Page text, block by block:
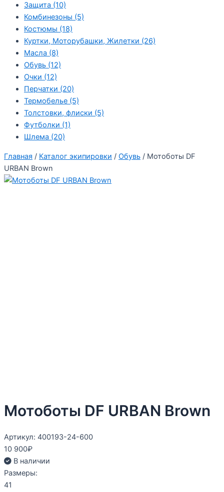
Защита (10)
Комбинезоны (5)
Костюмы (18)
Куртки, Моторубашки, Жилетки (26)
Масла (8)
Обувь (12)
Очки (12)
Перчатки (20)
Термобелье (5)
Толстовки, флиски (5)
Футболки (1)
Шлема (20)
Главная / Каталог экипировки / Обувь / Мотоботы DF
URBAN Brown
Мотоботы DF URBAN Brown
Артикул: 400193-24-600
10 900₽
В наличии
Размеры:
41